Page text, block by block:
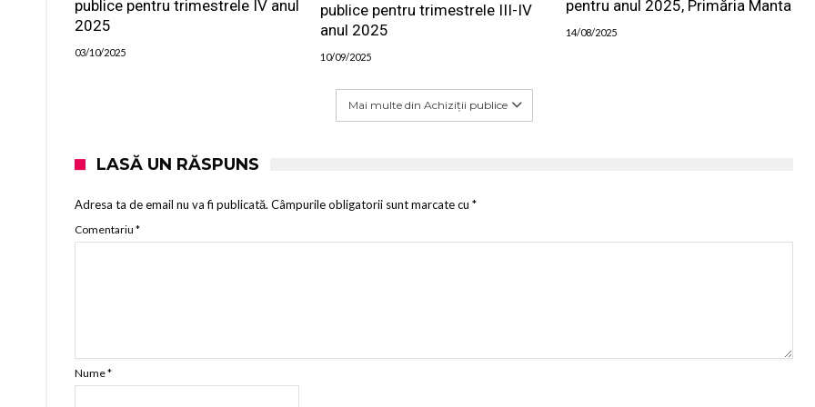
publice pentru trimestrele IV anul
2025
03/10/2025
publice pentru trimestrele III-IV
anul 2025
10/09/2025
pentru anul 2025, Primăria Manta
14/08/2025
Mai multe din Achiziții publice
LASĂ UN RĂSPUNS
Adresa ta de email nu va fi publicată. Câmpurile obligatorii sunt marcate cu *
Comentariu *
Nume*